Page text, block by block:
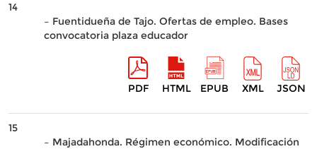
14
– Fuentidueña de Tajo. Ofertas de empleo. Bases
convocatoria plaza educador
PDF HTML EPUB XML JSON
15
– Majadahonda. Régimen económico. Modificación